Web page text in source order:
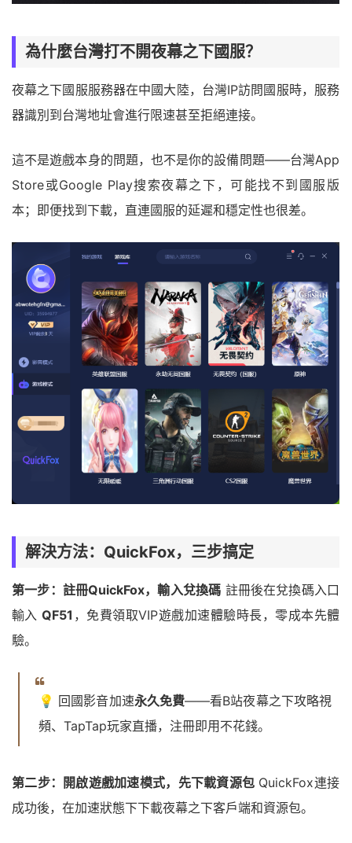
為什麼台灣打不開夜幕之下國服？
夜幕之下國服服務器在中國大陸，台灣IP訪問國服時，服務
器識別到台灣地址會進行限速甚至拒絕連接。
這不是遊戲本身的問題，也不是你的設備問題——台灣App
Store或Google Play搜索夜幕之下，可能找不到國服版
本；即便找到下載，直連國服的延遲和穩定性也很差。
解決方法：QuickFox，三步搞定
第一步：註冊QuickFox，輸入兌換碼 註冊後在兌換碼入口
輸入QF51 ，免費領取VIP遊戲加速體驗時長，零成本先體
驗。
💡 回國影音加速永久免費——看B站夜幕之下攻略視
頻、TapTap玩家直播，注冊即用不花錢。
第二步：開啟遊戲加速模式，先下載資源包 QuickFox連接
成功後，在加速狀態下下載夜幕之下客戶端和資源包。